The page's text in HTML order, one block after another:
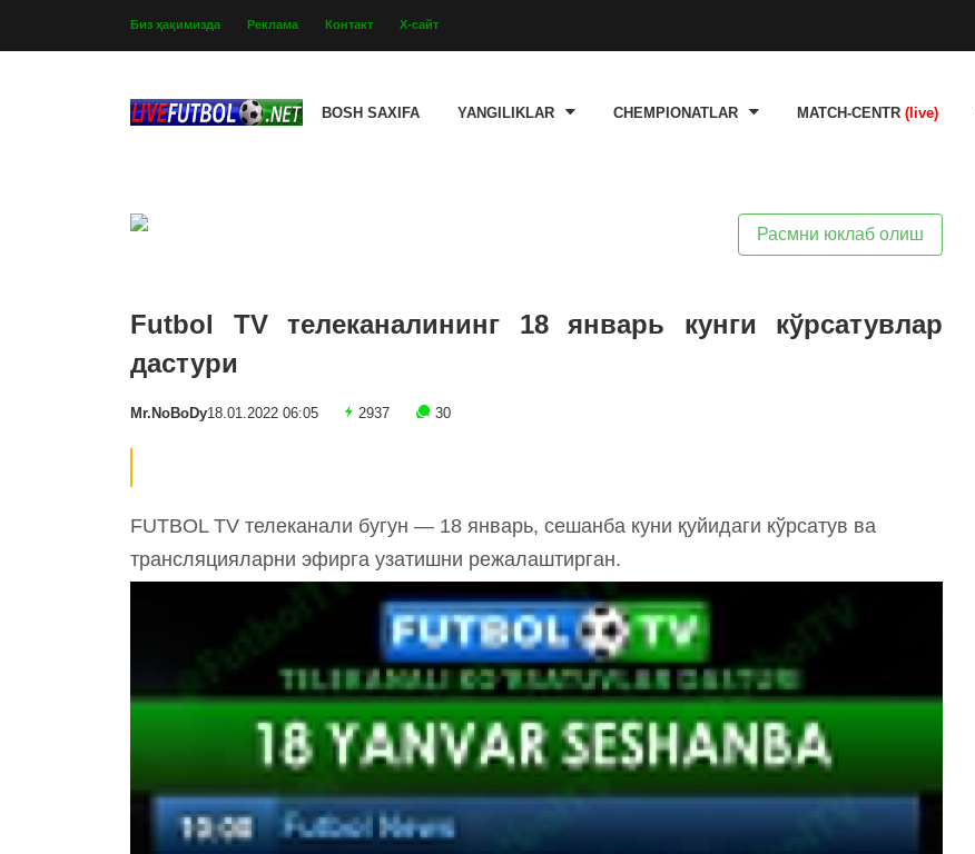
Биз ҳақимизда Реклама Контакт Х-сайт
BOSH SAXIFA YANGILIKLAR CHEMPIONATLAR MATCH-CENTR (live)
Расмни юклаб олиш
Futbol TV телеканалининг 18 январь кунги кўрсатувлар
дастури
Mr.NoBoDy18.01.2022 06:05 2937 30
FUTBOL TV телеканали бугун — 18 январь, сешанба куни қуйидаги кўрсатув ва
трансляцияларни эфирга узатишни режалаштирган.